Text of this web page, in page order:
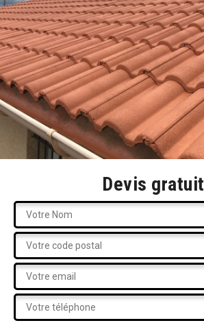
Devis gratuit